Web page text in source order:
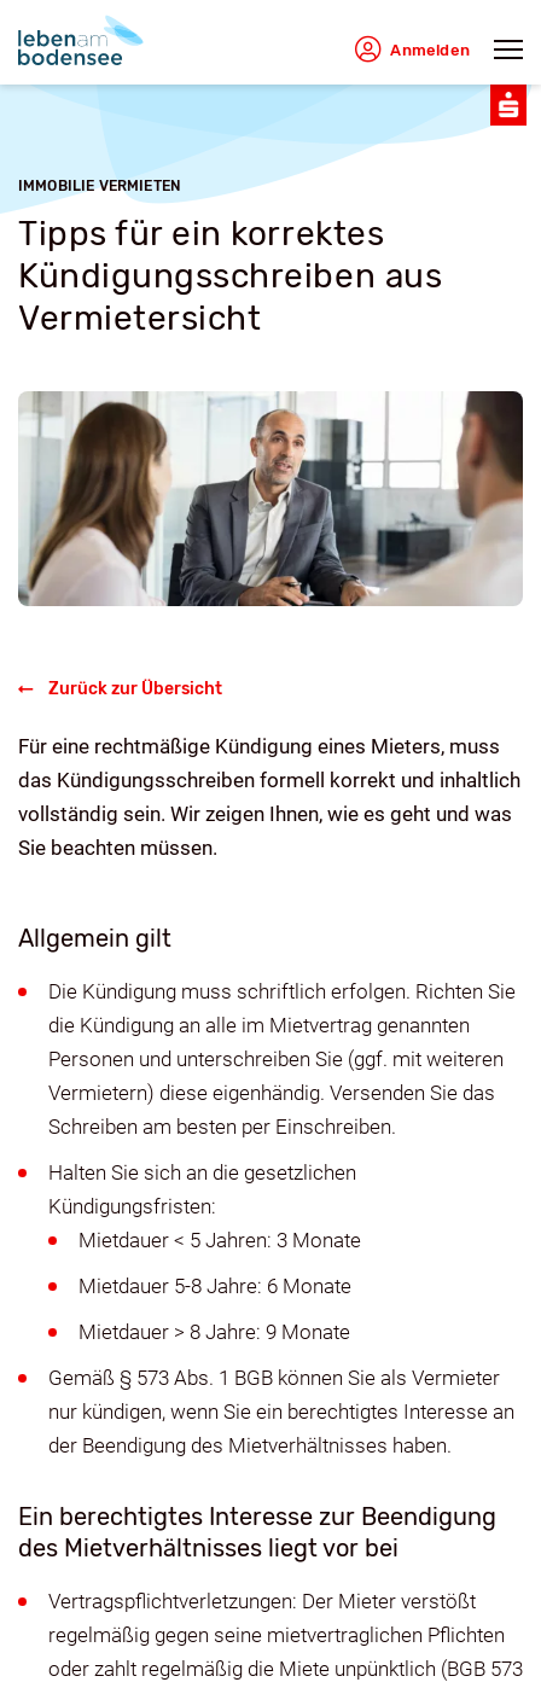
Anmelden
IMMOBILIE VERMIETEN
Tipps für ein korrektes
Kündigungsschreiben aus
Vermietersicht
Zurück zur Übersicht
Für eine rechtmäßige Kündigung eines Mieters, muss
das Kündigungsschreiben formell korrekt und inhaltlich
vollständig sein. Wir zeigen Ihnen, wie es geht und was
Sie beachten müssen.
Allgemein gilt
Die Kündigung muss schriftlich erfolgen. Richten Sie
die Kündigung an alle im Mietvertrag genannten
Personen und unterschreiben Sie (ggf. mit weiteren
Vermietern) diese eigenhändig. Versenden Sie das
Schreiben am besten per Einschreiben.
Halten Sie sich an die gesetzlichen
Kündigungsfristen:
Mietdauer < 5 Jahren: 3 Monate
Mietdauer 5-8 Jahre: 6 Monate
Mietdauer > 8 Jahre: 9 Monate
Gemäß § 573 Abs. 1 BGB können Sie als Vermieter
nur kündigen, wenn Sie ein berechtigtes Interesse an
der Beendigung des Mietverhältnisses haben.
Ein berechtigtes Interesse zur Beendigung
des Mietverhältnisses liegt vor bei
Vertragspflichtverletzungen: Der Mieter verstößt
regelmäßig gegen seine mietvertraglichen Pflichten
oder zahlt regelmäßig die Miete unpünktlich (BGB 573